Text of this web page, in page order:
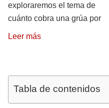
exploraremos el tema de
cuánto cobra una grúa por
Leer más
Tabla de contenidos